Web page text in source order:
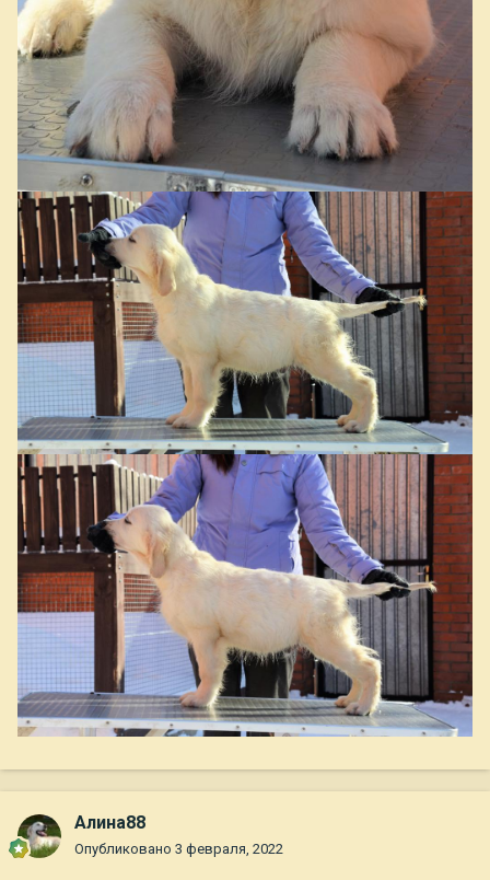
Алина88
Опубликовано 3 февраля, 2022